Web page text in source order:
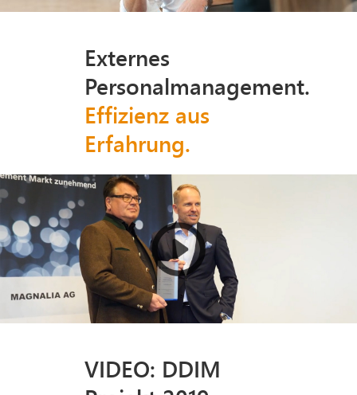
Externes
Personalmanagement.
Effizienz aus
Erfahrung.
VIDEO: DDIM